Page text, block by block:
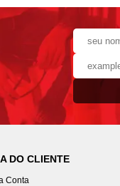
DO CLIENTE
Conta